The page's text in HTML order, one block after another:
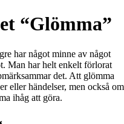
“Glömma”
har något minne av något
Man har helt enkelt förlorat
det. Att glömma
eller händelser, men också om
ihåg att göra.